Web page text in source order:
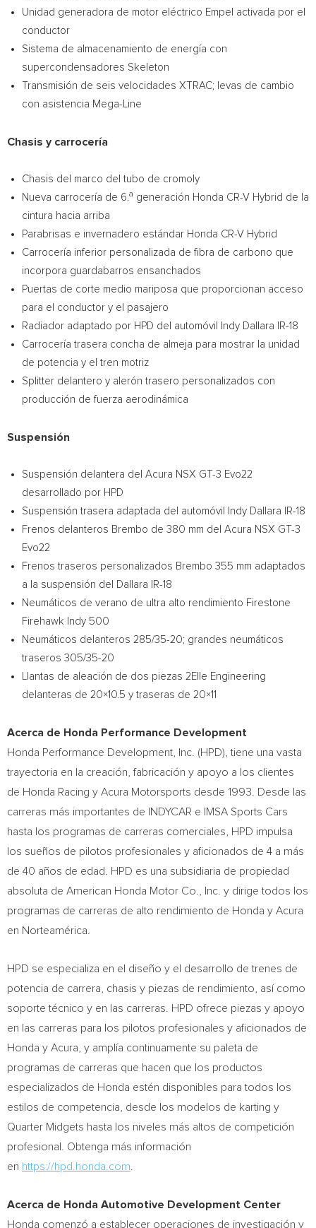
Unidad generadora de motor eléctrico Empel activada por el
conductor
Sistema de almacenamiento de energía con
supercondensadores Skeleton
Transmisión de seis velocidades XTRAC; levas de cambio
con asistencia Mega-Line
Chasis y carrocería
Chasis del marco del tubo de cromoly
Nueva carrocería de 6.a generación Honda CR-V Hybrid de la
cintura hacia arriba
Parabrisas e invernadero estándar Honda CR-V Hybrid
Carrocería inferior personalizada de fibra de carbono que
incorpora guardabarros ensanchados
Puertas de corte medio mariposa que proporcionan acceso
para el conductor y el pasajero
Radiador adaptado por HPD del automóvil Indy Dallara IR-18
Carrocería trasera concha de almeja para mostrar la unidad
de potencia y el tren motriz
Splitter delantero y alerón trasero personalizados con
producción de fuerza aerodinámica
Suspensión
Suspensión delantera del Acura NSX GT-3 Evo22
desarrollado por HPD
Suspensión trasera adaptada del automóvil Indy Dallara IR-18
Frenos delanteros Brembo de 380 mm del Acura NSX GT-3
Evo22
Frenos traseros personalizados Brembo 355 mm adaptados
a la suspensión del Dallara IR-18
Neumáticos de verano de ultra alto rendimiento Firestone
Firehawk Indy 500
Neumáticos delanteros 285/35-20; grandes neumáticos
traseros 305/35-20
Llantas de aleación de dos piezas 2Elle Engineering
delanteras de 20×10.5 y traseras de 20×11
Acerca de Honda Performance Development
Honda Performance Development, Inc. (HPD), tiene una vasta
trayectoria en la creación, fabricación y apoyo a los clientes
de Honda Racing y Acura Motorsports desde 1993. Desde las
carreras más importantes de INDYCAR e IMSA Sports Cars
hasta los programas de carreras comerciales, HPD impulsa
los sueños de pilotos profesionales y aficionados de 4 a más
de 40 años de edad. HPD es una subsidiaria de propiedad
absoluta de American Honda Motor Co., Inc. y dirige todos los
programas de carreras de alto rendimiento de Honda y Acura
en Norteamérica.
HPD se especializa en el diseño y el desarrollo de trenes de
potencia de carrera, chasis y piezas de rendimiento, así como
soporte técnico y en las carreras. HPD ofrece piezas y apoyo
en las carreras para los pilotos profesionales y aficionados de
Honda y Acura, y amplía continuamente su paleta de
programas de carreras que hacen que los productos
especializados de Honda estén disponibles para todos los
estilos de competencia, desde los modelos de karting y
Quarter Midgets hasta los niveles más altos de competición
profesional. Obtenga más información
en https://hpd.honda.com
Acerca de Honda Automotive Development Center
Honda comenzó a establecer operaciones de investigación y